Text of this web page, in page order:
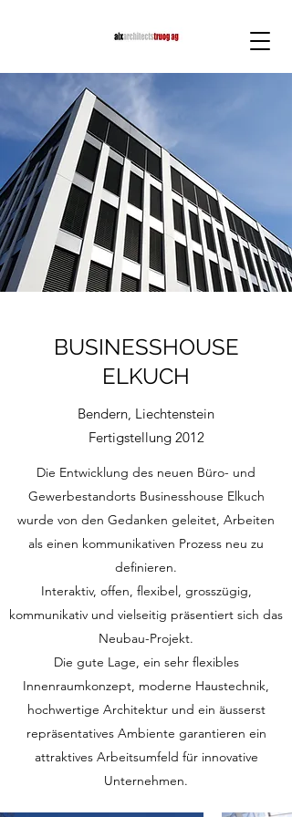
BUSINESSHOUSE
ELKUCH
Bendern, Liechtenstein
Fertigstellung 2012
Die Entwicklung des neuen Büro- und
Gewerbestandorts Businesshouse Elkuch
wurde von den Gedanken geleitet, Arbeiten
als einen kommunikativen Prozess neu zu
definieren.
Interaktiv, offen, flexibel, grosszügig,
kommunikativ und vielseitig präsentiert sich das
Neubau-Projekt.
Die gute Lage, ein sehr flexibles
Innenraumkonzept, moderne Haustechnik,
hochwertige Architektur und ein äusserst
repräsentatives Ambiente garantieren ein
attraktives Arbeitsumfeld für innovative
Unternehmen.